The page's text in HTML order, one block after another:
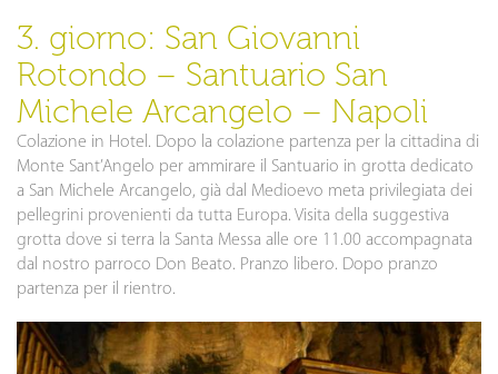
3. giorno: San Giovanni
Rotondo – Santuario San
Michele Arcangelo – Napoli
Colazione in Hotel. Dopo la colazione partenza per la cittadina di
Monte Sant’Angelo per ammirare il Santuario in grotta dedicato
a San Michele Arcangelo, già dal Medioevo meta privilegiata dei
pellegrini provenienti da tutta Europa. Visita della suggestiva
grotta dove si terra la Santa Messa alle ore 11.00 accompagnata
dal nostro parroco Don Beato. Pranzo libero. Dopo pranzo
partenza per il rientro.